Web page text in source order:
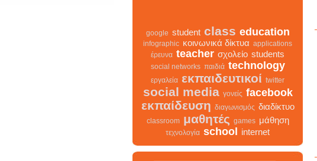
google student class education
infographic κοινωνικά δίκτυα
applications
έρευνα teacher σχολείο students
social networks παιδιά technology
εργαλεία εκπαιδευτικοί twitter
social media γονείς facebook
εκπαίδευση διαγωνισμός διαδίκτυο
classroom μαθητές games μάθηση
school internet